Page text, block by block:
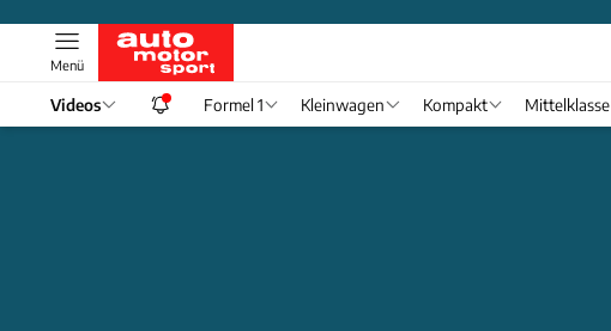
Menü
Videos Formel 1 Kleinwagen Kompakt Mittelklasse